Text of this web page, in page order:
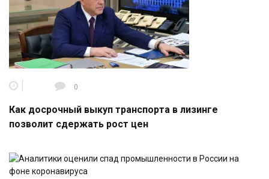
0
Как досрочный выкуп транспорта в лизинге
позволит сдержать рост цен